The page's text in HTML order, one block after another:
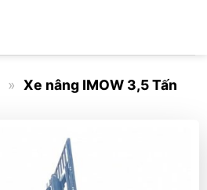
» Xe nâng IMOW 3,5 Tấn